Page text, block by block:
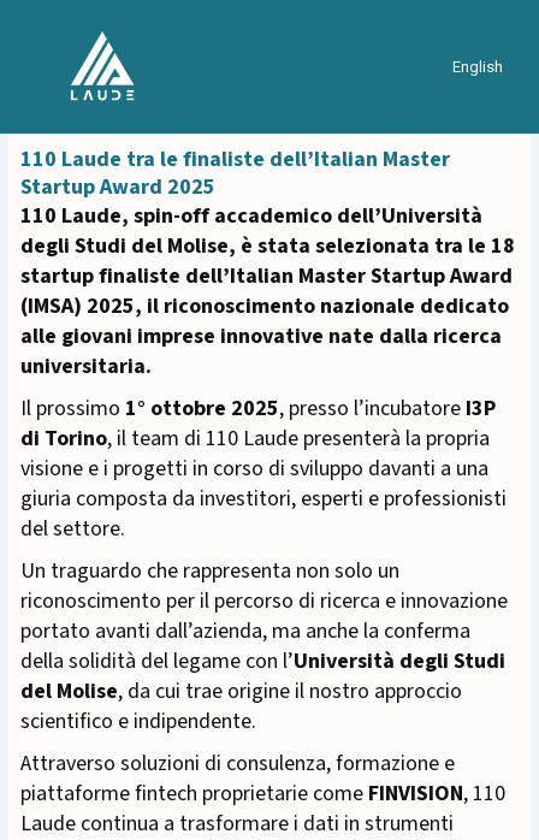
English
110 Laude tra le finaliste dell’Italian Master
Startup Award 2025
110 Laude, spin-off accademico dell’Università
degli Studi del Molise, è stata selezionata tra le 18
startup finaliste dell’Italian Master Startup Award
(IMSA) 2025, il riconoscimento nazionale dedicato
alle giovani imprese innovative nate dalla ricerca
universitaria.
Il prossimo 1° ottobre 2025, presso l’incubatore I3P
di Torino, il team di 110 Laude presenterà la propria
visione e i progetti in corso di sviluppo davanti a una
giuria composta da investitori, esperti e professionisti
del settore.
Un traguardo che rappresenta non solo un
riconoscimento per il percorso di ricerca e innovazione
portato avanti dall’azienda, ma anche la conferma
della solidità del legame con l’Università degli Studi
del Molise, da cui trae origine il nostro approccio
scientifico e indipendente.
Attraverso soluzioni di consulenza, formazione e
piattaforme fintech proprietarie come FINVISION, 110
Laude continua a trasformare i dati in strumenti